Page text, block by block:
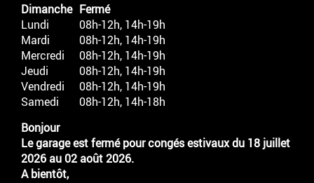
Dimanche Fermé
Lundi
08h-12h, 14h-19h
Mardi
08h-12h, 14h-19h
Mercredi
08h-12h, 14h-19h
Jeudi
08h-12h, 14h-19h
Vendredi
08h-12h, 14h-19h
Samedi
08h-12h, 14h-18h
Bonjour
Le garage est fermé pour congés estivaux du 18 juillet
2026 au 02 août 2026.
A bientôt,